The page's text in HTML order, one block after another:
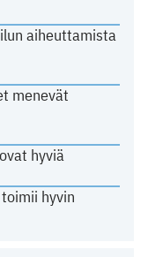
aiheuttamista
menevät
hyviä
hyvin